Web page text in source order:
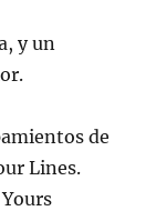
y un
de
Lines.